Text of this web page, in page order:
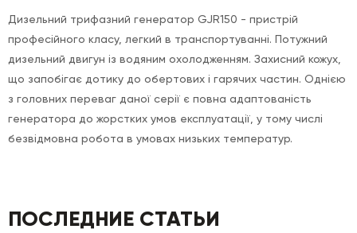
Дизельний трифазний генератор GJR150 - пристрій
професійного класу, легкий в транспортуванні. Потужний
дизельний двигун із водяним охолодженням. Захисний кожух,
що запобігає дотику до обертових і гарячих частин. Однією
з головних переваг даної серії є повна адаптованість
генератора до жорстких умов експлуатації, у тому числі
безвідмовна робота в умовах низьких температур.
ПОСЛЕДНИЕ СТАТЬИ